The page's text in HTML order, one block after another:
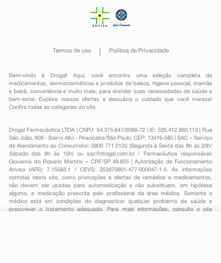
Termos de uso Política de Privacidade
Bem-vindo à Drogal! Aqui, você encontra uma seleção completa de
medicamentos , dermocosméticos e produtos de beleza, higiene pessoal ,mamãe
e bebê, conveniênciae muito mais, para atender suas necessidades de saúde e
bem-estar. Explore nossas ofertas e descubra o cuidado que você merece!
Confira todas as categorias do site.
Drogal Farmacêutica LTDA | CNPJ: 54.375.647/0066-72 | IE: 535.412.860.113 | Rua
São João, 909 - Bairro Alto - Piracicaba/São Paulo, CEP: 13416-585 | SAC – Serviço
de Atendimento ao Consumidor: 0800 771 2120 (Segunda à Sexta das 8h às 20h/
Sábado das 8h às 15h) ou sac@drogal.com.br/ Farmacêutica responsável:
Giovanna do Rosario Martins – CRF/SP 49.855 | Autorização de Funcionamento
Anvisa (AFE): 7.15583.1 / CEVS: 353870901-477-000047-1-5. As informações
contidas neste site, como promoções e ofertas de remédios e medicamentos,
não devem ser usadas para automedicação e não substituem, em hipótese
alguma, a medicação prescrita pelo profissional da área médica. Somente o
médico está em condições de diagnosticar qualquer problema de saúde e
prescrever o tratamento adequado. Para mais informações, consulte o site